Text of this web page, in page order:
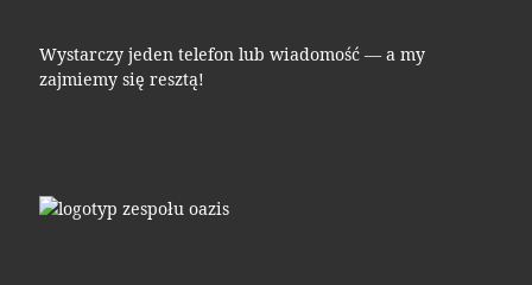
Wystarczy jeden telefon lub wiadomość — a my
zajmiemy się resztą!